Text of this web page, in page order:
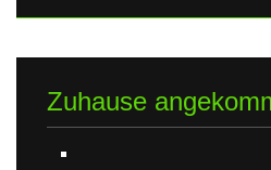
Zuhause